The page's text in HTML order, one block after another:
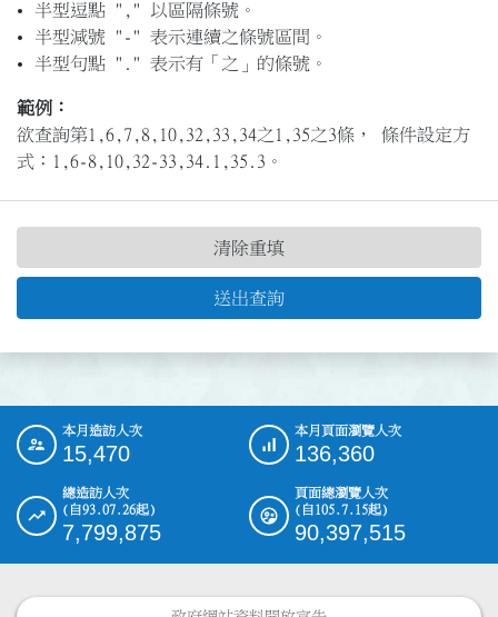
半型逗點 "," 以區隔條號。
半型減號 "-" 表示連續之條號區間。
半型句點 "." 表示有「之」的條號。
範例：
欲查詢第1,6,7,8,10,32,33,34之1,35之3條， 條件設定方
式：1,6-8,10,32-33,34.1,35.3。
送出查詢
清除重填
::: 本月造訪人次
15,470
本月頁面瀏覽人次
136,360
總造訪人次
(自93.07.26起)
7,799,875
頁面總瀏覽人次
(自105.7.15起)
90,397,515